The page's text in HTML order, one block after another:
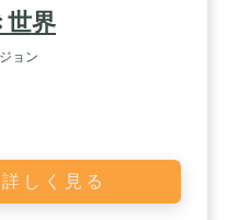
世界
ョン
しく見る